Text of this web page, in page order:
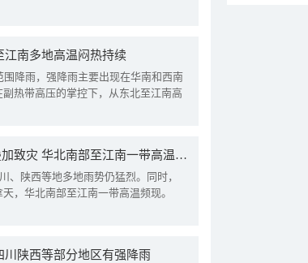
南多地高温闷热持续
降雨，强降雨主要出现在华南和西南
热带高压的掌控下，从东北至江南高
四川陕西等地需警惕降雨叠加致灾 华北南部至江南一带高温频现
、陕西等地多地雨势仍猛烈。同时，
，华北南部至江南一带高温频现。
陕西等部分地区有强降雨